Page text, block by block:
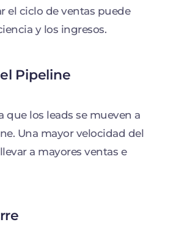
el ciclo de ventas puede
y los ingresos.
Pipeline
que los leads se mueven a
Una mayor velocidad del
a mayores ventas e